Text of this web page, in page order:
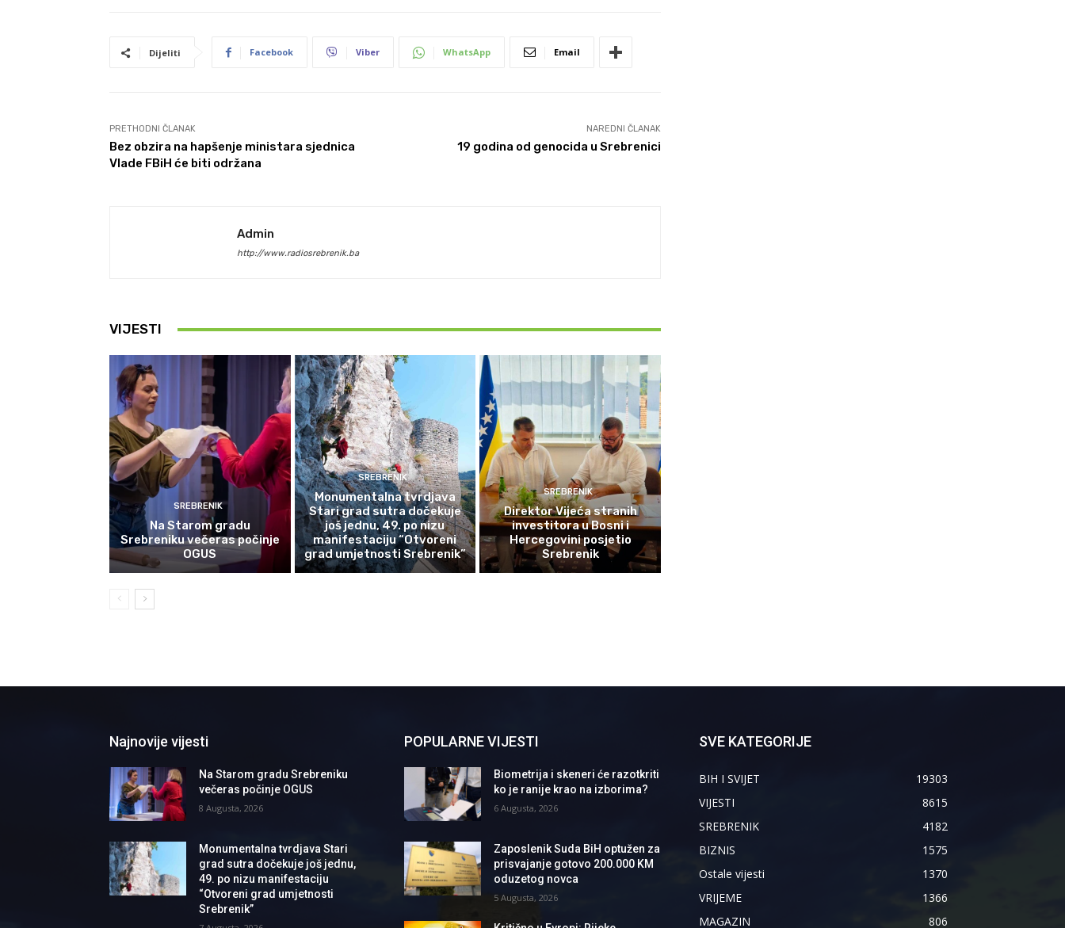
Dijeliti Facebook Viber WhatsApp Email
PRETHODNI ČLANAK
Bez obzira na hapšenje ministara sjednica
Vlade FBiH će biti održana
NAREDNI ČLANAK
19 godina od genocida u Srebrenici
Admin
http://www.radiosrebrenik.ba
VIJESTI
SREBRENIK
Na Starom gradu
Srebreniku večeras počinje
OGUS
SREBRENIK
Monumentalna tvrdjava
Stari grad sutra dočekuje
još jednu, 49. po nizu
manifestaciju “Otvoreni
grad umjetnosti Srebrenik”
SREBRENIK
Direktor Vijeća stranih
investitora u Bosni i
Hercegovini posjetio
Srebrenik
Najnovije vijesti
Na Starom gradu Srebreniku
večeras počinje OGUS
8 Augusta, 2026
Monumentalna tvrdjava Stari
grad sutra dočekuje još jednu,
49. po nizu manifestaciju
“Otvoreni grad umjetnosti
Srebrenik”
POPULARNE VIJESTI
Biometrija i skeneri će razotkriti
ko je ranije krao na izborima?
6 Augusta, 2026
Zaposlenik Suda BiH optužen za
prisvajanje gotovo 200.000 KM
oduzetog novca
5 Augusta, 2026
SVE KATEGORIJE
BIH I SVIJET
19303
VIJESTI
8615
SREBRENIK
4182
BIZNIS
1575
Ostale vijesti
1370
VRIJEME
1366
MAGAZIN
806